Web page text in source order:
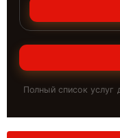
Полный список услуг